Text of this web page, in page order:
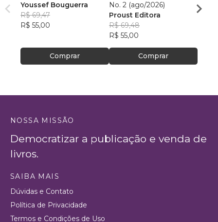
Youssef Bouguerra
R$ 69,47
R$ 55,00
Comprar
No. 2 (ago/2026)
Proust Editora
R$ 69,48
R$ 55,00
Comprar
NOSSA MISSÃO
Democratizar a publicação e venda de
livros.
SAIBA MAIS
Dúvidas e Contato
Política de Privacidade
Termos e Condições de Uso